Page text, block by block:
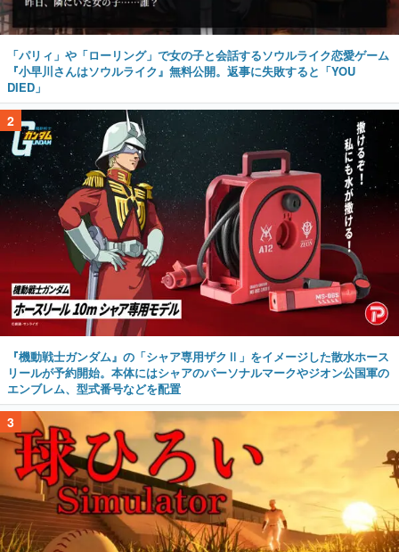
「パリィ」や「ローリング」で女の子と会話するソウルライク恋愛ゲーム
『小早川さんはソウルライク』無料公開。返事に失敗すると「YOU
DIED」
2
『機動戦士ガンダム』の「シャア専用ザクⅡ」をイメージした散水ホース
リールが予約開始。本体にはシャアのパーソナルマークやジオン公国軍の
エンブレム、型式番号などを配置
3